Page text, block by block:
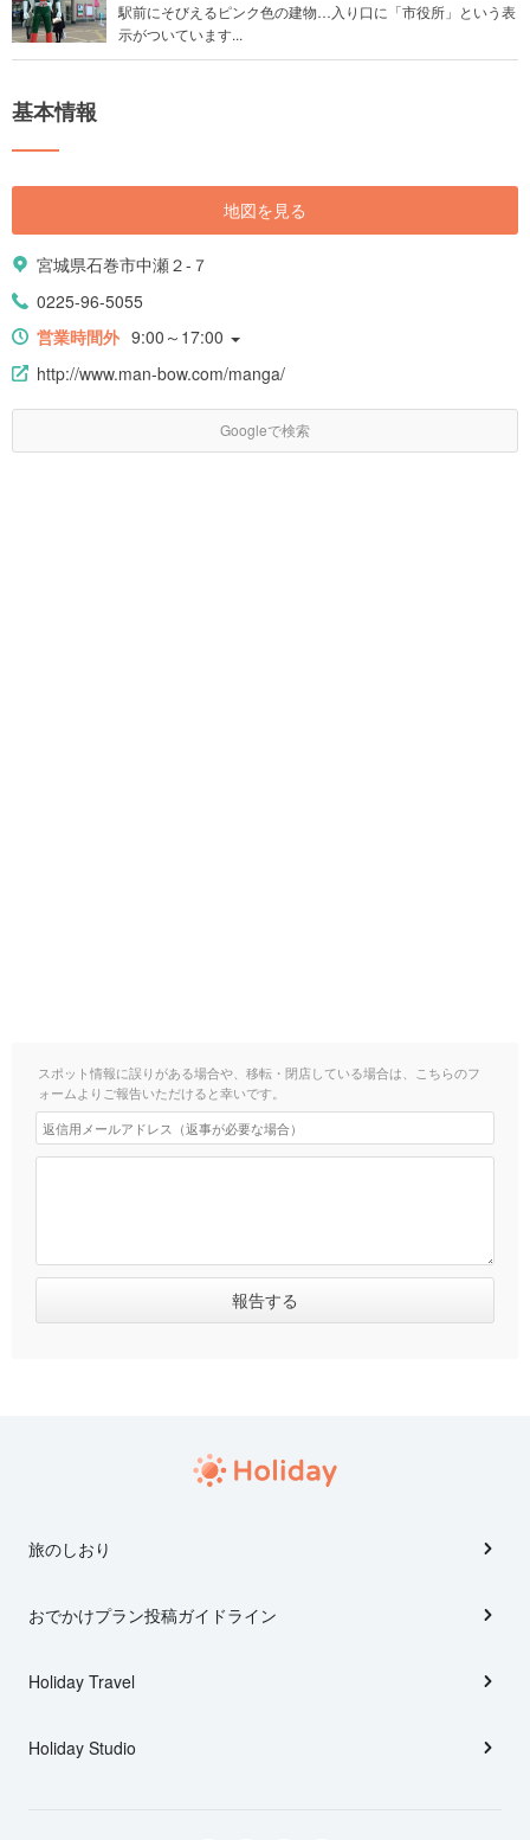
駅前にそびえるピンク色の建物…入り口に「市役所」という表
示がついています...
基本情報
地図を見る
宮城県石巻市中瀬２-７
0225-96-5055
営業時間外 9:00～17:00
http://www.man-bow.com/manga/
Googleで検索
スポット情報に誤りがある場合や、移転・閉店している場合は、こちらのフ
ォームよりご報告いただけると幸いです。
旅のしおり
おでかけプラン投稿ガイドライン
Holiday Travel
Holiday Studio